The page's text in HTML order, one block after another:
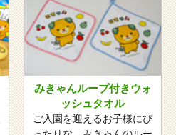
みきゃんループ付きウォ
ッシュタオル
ご入園を迎えるお子様にぴ